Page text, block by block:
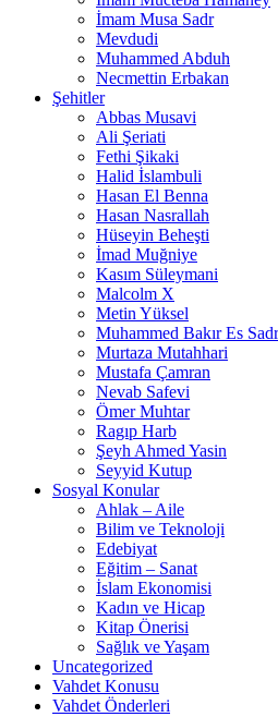
İmam Musa Sadr
Mevdudi
Muhammed Abduh
Necmettin Erbakan
Şehitler
Abbas Musavi
Ali Şeriati
Fethi Şikaki
Halid İslambuli
Hasan El Benna
Hasan Nasrallah
Hüseyin Beheşti
İmad Muğniye
Kasım Süleymani
Malcolm X
Metin Yüksel
Muhammed Bakır Es Sadr
Murtaza Mutahhari
Mustafa Çamran
Nevab Safevi
Ömer Muhtar
Ragıp Harb
Şeyh Ahmed Yasin
Seyyid Kutup
Sosyal Konular
Ahlak – Aile
Bilim ve Teknoloji
Edebiyat
Eğitim – Sanat
İslam Ekonomisi
Kadın ve Hicap
Kitap Önerisi
Sağlık ve Yaşam
Uncategorized
Vahdet Konusu
Vahdet Önderleri